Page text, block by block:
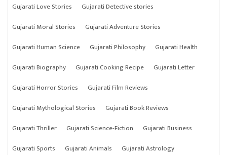
Gujarati Love Stories
Gujarati Detective stories
Gujarati Moral Stories
Gujarati Adventure Stories
Gujarati Human Science
Gujarati Philosophy
Gujarati Health
Gujarati Biography
Gujarati Cooking Recipe
Gujarati Letter
Gujarati Horror Stories
Gujarati Film Reviews
Gujarati Mythological Stories
Gujarati Book Reviews
Gujarati Thriller
Gujarati Science-Fiction
Gujarati Business
Gujarati Sports
Gujarati Animals
Gujarati Astrology